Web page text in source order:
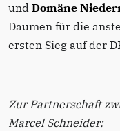
und Domäne
Daumen für die
ersten Sieg auf der
Zur Partnerschaft
Marcel Schneider: